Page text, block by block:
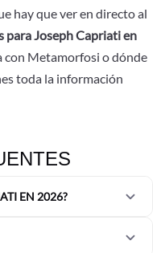
hay que ver en directo al
para Joseph Capriati en
con Metamorfosi o dónde
toda la información
EN 2026?